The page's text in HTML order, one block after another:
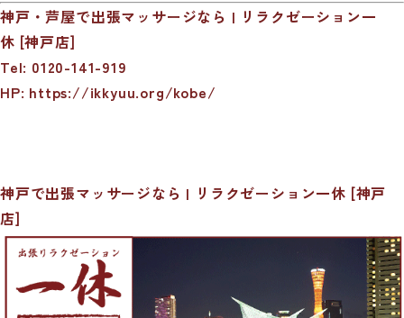
神戸・芦屋で出張マッサージなら | リラクゼーション一
休 [神戸店]
Tel: 0120-141-919
HP: https://ikkyuu.org/kobe/
神戸で出張マッサージなら | リラクゼーション一休 [神戸
店]